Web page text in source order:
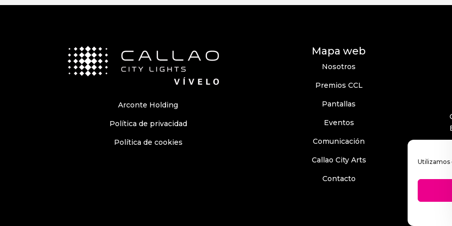
Utilizamos
Arconte Holding
Política de privacidad
Política de cookies
Mapa web
Nosotros
Premios CCL
Pantallas
Eventos
Comunicación
Callao City Arts
Contacto